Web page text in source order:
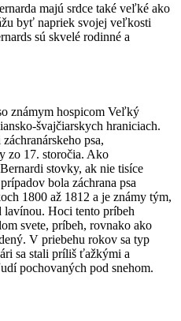
majú srdce také veľké ako
byť napriek svojej veľkosti
sú skvelé rodinné a
známym hospicom Veľký
švajčiarskych hraniciach.
psa,
zo 17. storočia. Ako
stovky, ak nie tisíce
bola záchrana psa
1800 až 1812 a je známy tým,
Hoci tento príbeh
svete, príbeh, rovnako ako
V priebehu rokov sa typ
sa stali príliš ťažkými a
pochovaných pod snehom.